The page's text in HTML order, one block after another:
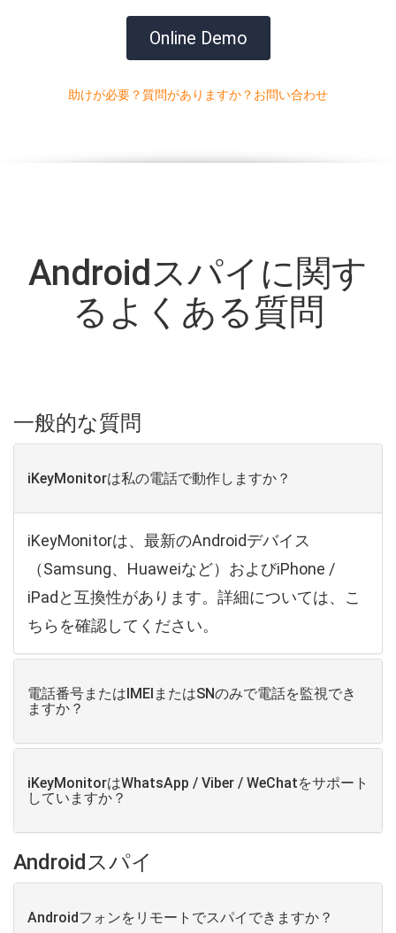
Online Demo
助けが必要？質問がありますか？お問い合わせ
Androidスパイに関す
るよくある質問
一般的な質問
iKeyMonitorは私の電話で動作しますか？
iKeyMonitorは、最新のAndroidデバイス
（Samsung、Huaweiなど）およびiPhone /
iPadと互換性があります。詳細については、こ
ちらを確認してください。
電話番号またはIMEIまたはSNのみで電話を監視でき
ますか？
iKeyMonitorはWhatsApp / Viber / WeChatをサポート
していますか？
Androidスパイ
Androidフォンをリモートでスパイできますか？